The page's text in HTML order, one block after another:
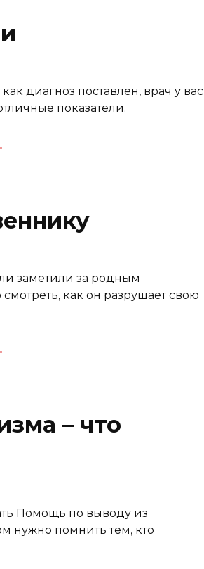
диагноз поставлен, врач у вас
показатели.
заметили за родным
как он разрушает свою
– что
Помощь по выводу из
нужно помнить тем, кто